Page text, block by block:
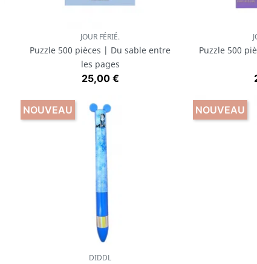
Aperçu rapide
JOUR FÉRIÉ.
Puzzle 500 pièces | Du sable entre
les pages
Prix
25,00 €
Puzzle 500
DIDDL
NOUVEAU NOUVEAU